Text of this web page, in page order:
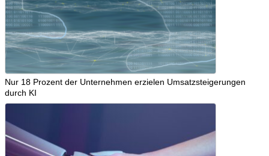
Nur 18 Prozent der Unternehmen erzielen Umsatzsteigerungen
durch KI